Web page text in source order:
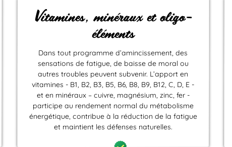
Vitamines, minéraux et oligo-
éléments
Dans tout programme d’amincissement, des
sensations de fatigue, de baisse de moral ou
autres troubles peuvent subvenir. L’apport en
vitamines - B1, B2, B3, B5, B6, B8, B9, B12, C, D, E -
et en minéraux – cuivre, magnésium, zinc, fer -
participe au rendement normal du métabolisme
énergétique, contribue à la réduction de la fatigue
et maintient les défenses naturelles.